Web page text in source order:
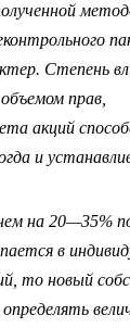
Степень
прав,
акций
и
на 20—35%
в
то новый